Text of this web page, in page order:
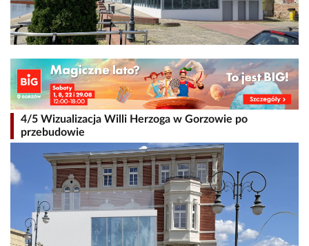
4/5 Wizualizacja Willi Herzoga w Gorzowie po
przebudowie